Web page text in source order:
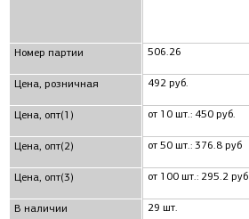
Номер партии
Цена, розничная
Цена, опт(1)
Цена, опт(2)
Цена, опт(3)
В наличии
506.26
492 руб.
от 10 шт.: 450 руб.
от 50 шт.: 376.8 руб
от 100 шт.: 295.2 руб
29 шт.